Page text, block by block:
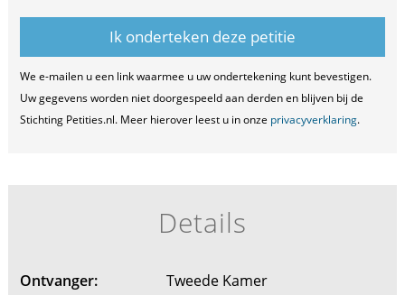
We e-mailen u een link waarmee u uw ondertekening kunt bevestigen.
Uw gegevens worden niet doorgespeeld aan derden en blijven bij de
Stichting Petities.nl. Meer hierover leest u in onze privacyverklaring.
Details
Ontvanger:
Tweede Kamer